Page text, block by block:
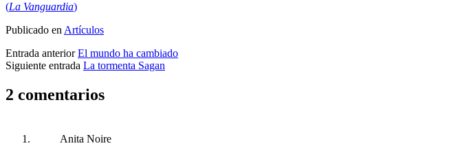
(La Vanguardia)
Publicado enArtículos
Entrada anterior El mundo ha cambiado
Siguiente entrada La tormenta Sagan
2 comentarios
Anita Noire